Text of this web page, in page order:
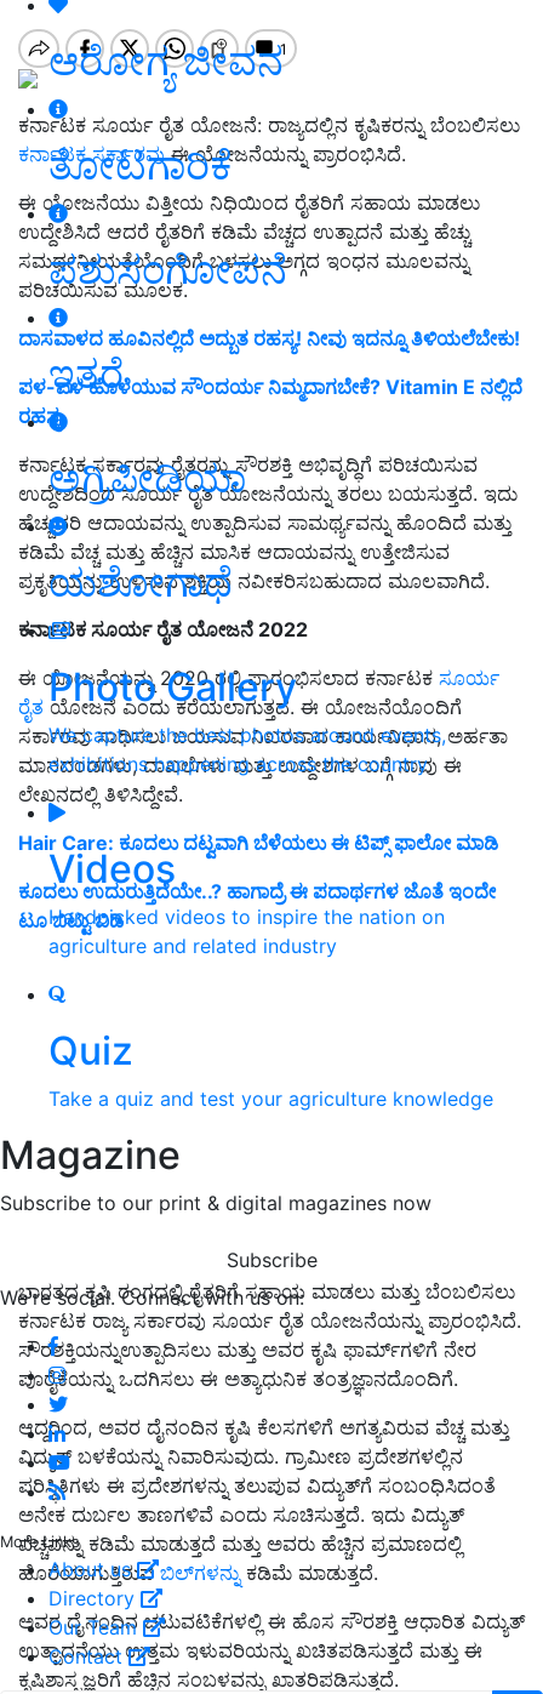
ಆರೋಗ್ಯ ಜೀವನ
ತೋಟಗಾರಿಕೆ
ಪಶುಸಂಗೋಪನೆ
ಇತರೆ
ಅಗ್ರಿಪೀಡಿಯಾ
ಯಶೋಗಾಥೆ
Photo Gallery
We capture the best photos around events,
exhibitions happening across the country
Videos
Handpicked videos to inspire the nation on
agriculture and related industry
Quiz
Take a quiz and test your agriculture knowledge
Magazine
Subscribe to our print & digital magazines now
Subscribe
We're social. Connect with us on:
More Links
About us
Directory
Our Team
Contact
ಕರ್ನಾಟಕ ಸೂರ್ಯ ರೈತ ಯೋಜನೆ: ರಾಜ್ಯದಲ್ಲಿನ ಕೃಷಿಕರನ್ನು ಬೆಂಬಲಿಸಲು
ಕರ್ನಾಟಕ ಸರ್ಕಾರವುಈ ಯೋಜನೆಯನ್ನು ಪ್ರಾರಂಭಿಸಿದೆ.
ಈ ಯೋಜನೆಯು ವಿತ್ತೀಯ ನಿಧಿಯಿಂದ ರೈತರಿಗೆ ಸಹಾಯ ಮಾಡಲು
ಉದ್ದೇಶಿಸಿದೆ ಆದರೆ ರೈತರಿಗೆ ಕಡಿಮೆ ವೆಚ್ಚದ ಉತ್ಪಾದನೆ ಮತ್ತು ಹೆಚ್ಚು
ಸಮರ್ಥನೀಯತೆಯೊಂದಿಗೆ ಬಳಸಲು ಅಗ್ಗದ ಇಂಧನ ಮೂಲವನ್ನು
ಪರಿಚಯಿಸುವ ಮೂಲಕ.
ದಾಸವಾಳದ ಹೂವಿನಲ್ಲಿದೆ ಅದ್ಬುತ ರಹಸ್ಯ! ನೀವು ಇದನ್ನೂ ತಿಳಿಯಲೆಬೇಕು!
ಪಳ-ಪಳ ಹೊಳೆಯುವ ಸೌಂದರ್ಯ ನಿಮ್ಮದಾಗಬೇಕೆ? Vitamin E ನಲ್ಲಿದೆ
ರಹಸ್ಯ.
ಕರ್ನಾಟಕ ಸರ್ಕಾರವು ರೈತರನ್ನು ಸೌರಶಕ್ತಿ ಅಭಿವೃದ್ಧಿಗೆ ಪರಿಚಯಿಸುವ
ಉದ್ದೇಶದಿಂದ ಸೂರ್ಯ ರೈತ ಯೋಜನೆಯನ್ನು ತರಲು ಬಯಸುತ್ತದೆ. ಇದು
ಹೆಚ್ಚುವರಿ ಆದಾಯವನ್ನು ಉತ್ಪಾದಿಸುವ ಸಾಮರ್ಥ್ಯವನ್ನು ಹೊಂದಿದೆ ಮತ್ತು
ಕಡಿಮೆ ವೆಚ್ಚ ಮತ್ತು ಹೆಚ್ಚಿನ ಮಾಸಿಕ ಆದಾಯವನ್ನು ಉತ್ತೇಜಿಸುವ
ಪ್ರಕೃತಿಯನ್ನು ಉಳಿಸುವ ಶಕ್ತಿಯ ನವೀಕರಿಸಬಹುದಾದ ಮೂಲವಾಗಿದೆ.
ಕರ್ನಾಟಕ ಸೂರ್ಯ ರೈತ ಯೋಜನೆ 2022
ಈ ಯೋಜನೆಯನ್ನು 2020 ರಲ್ಲಿ ಪ್ರಾರಂಭಿಸಲಾದ ಕರ್ನಾಟಕ ಸೂರ್ಯ
ರೈತ ಯೋಜನೆ ಎಂದು ಕರೆಯಲಾಗುತ್ತದೆ. ಈ ಯೋಜನೆಯೊಂದಿಗೆ
ಸರ್ಕಾರವು ಸಾಧಿಸಲು ಬಯಸುವ ನಿಖರವಾದ ಕಾರ್ಯವಿಧಾನ, ಅರ್ಹತಾ
ಮಾನದಂಡಗಳು, ದಾಖಲೆಗಳು ಮತ್ತು ಉದ್ದೇಶಗಳ ಬಗ್ಗೆ ನಾವು ಈ
ಲೇಖನದಲ್ಲಿ ತಿಳಿಸಿದ್ದೇವೆ.
Hair Care: ಕೂದಲು ದಟ್ವವಾಗಿ ಬೆಳೆಯಲು ಈ ಟಿಪ್ಸ್‌ ಫಾಲೋ ಮಾಡಿ
ಕೂದಲು ಉದುರುತ್ತಿದೆಯೇ..? ಹಾಗಾದ್ರೆ ಈ ಪದಾರ್ಥಗಳ ಜೊತೆ ಇಂದೇ
ಟೂ ಬಿಟ್ಟು ಬಿಡಿ
ಭಾರತದ ಕೃಷಿ ರಂಗದಲ್ಲಿ ರೈತರಿಗೆ ಸಹಾಯ ಮಾಡಲು ಮತ್ತು ಬೆಂಬಲಿಸಲು
ಕರ್ನಾಟಕ ರಾಜ್ಯ ಸರ್ಕಾರವು ಸೂರ್ಯ ರೈತ ಯೋಜನೆಯನ್ನು ಪ್ರಾರಂಭಿಸಿದೆ.
ಸೌರಶಕ್ತಿಯನ್ನುಉತ್ಪಾದಿಸಲು ಮತ್ತು ಅವರ ಕೃಷಿ ಫಾರ್ಮ್‌ಗಳಿಗೆ ನೇರ
ಪೂರೈಕೆಯನ್ನು ಒದಗಿಸಲು ಈ ಅತ್ಯಾಧುನಿಕ ತಂತ್ರಜ್ಞಾನದೊಂದಿಗೆ.
ಆದ್ದರಿಂದ, ಅವರ ದೈನಂದಿನ ಕೃಷಿ ಕೆಲಸಗಳಿಗೆ ಅಗತ್ಯವಿರುವ ವೆಚ್ಚ ಮತ್ತು
ವಿದ್ಯುತ್ ಬಳಕೆಯನ್ನು ನಿವಾರಿಸುವುದು. ಗ್ರಾಮೀಣ ಪ್ರದೇಶಗಳಲ್ಲಿನ
ಪರಿಸ್ಥಿತಿಗಳು ಈ ಪ್ರದೇಶಗಳನ್ನು ತಲುಪುವ ವಿದ್ಯುತ್‌ಗೆ ಸಂಬಂಧಿಸಿದಂತೆ
ಅನೇಕ ದುರ್ಬಲ ತಾಣಗಳಿವೆ ಎಂದು ಸೂಚಿಸುತ್ತದೆ. ಇದು ವಿದ್ಯುತ್
ವೆಚ್ಚವನ್ನು ಕಡಿಮೆ ಮಾಡುತ್ತದೆ ಮತ್ತು ಅವರು ಹೆಚ್ಚಿನ ಪ್ರಮಾಣದಲ್ಲಿ
ಹೊರೆಯಾಗುತ್ತಿರುವಬಿಲ್‌ಗಳನ್ನುಕಡಿಮೆ ಮಾಡುತ್ತದೆ.
ಅವರ ದೈನಂದಿನ ಚಟುವಟಿಕೆಗಳಲ್ಲಿ ಈ ಹೊಸ ಸೌರಶಕ್ತಿ ಆಧಾರಿತ ವಿದ್ಯುತ್
ಉತ್ಪಾದನೆಯು ಉತ್ತಮ ಇಳುವರಿಯನ್ನು ಖಚಿತಪಡಿಸುತ್ತದೆ ಮತ್ತು ಈ
ಕೃಷಿಶಾಸ್ತ್ರಜ್ಞರಿಗೆ ಹೆಚ್ಚಿನ ಸಂಬಳವನ್ನು ಖಾತರಿಪಡಿಸುತ್ತದೆ.